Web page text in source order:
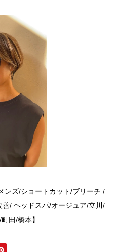
ンズ/ショートカット/ブリーチ /
善/ ヘッドスパ/オージュア/立川 /
/町田/橋本】